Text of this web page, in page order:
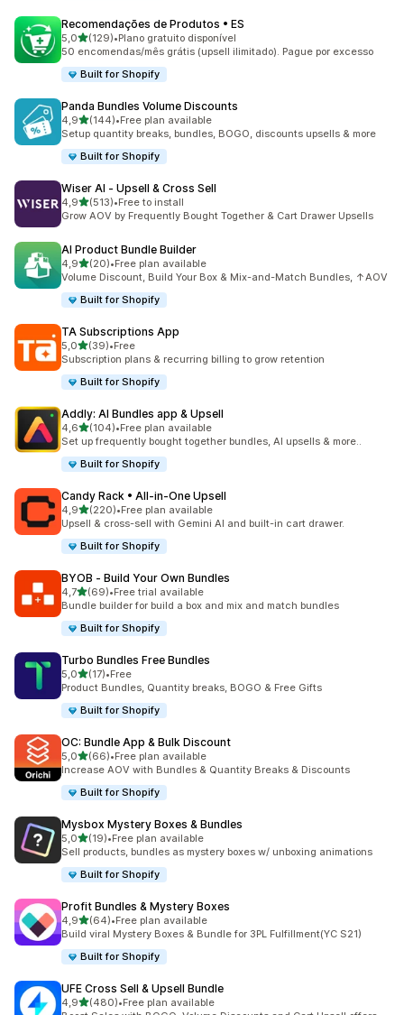
Recomendações de Produtos • ES
5,0de 5 estrelas
(129)
129 total de avaliações
•Plano gratuito disponível
50 encomendas/mês grátis (upsell ilimitado). Pague por excesso
Built for Shopify
Panda Bundles Volume Discounts
4,9de 5 estrelas
(144)
144 total de avaliações
•Free plan available
Setup quantity breaks, bundles, BOGO, discounts upsells & more
Built for Shopify
Wiser AI ‑ Upsell & Cross Sell
4,9de 5 estrelas
(513)
513 total de avaliações
•Free to install
Grow AOV by Frequently Bought Together & Cart Drawer Upsells
AI Product Bundle Builder
4,9de 5 estrelas
(20)
20 total de avaliações
•Free plan available
Volume Discount, Build Your Box & Mix-and-Match Bundles, ↑AOV
Built for Shopify
TA Subscriptions App
5,0de 5 estrelas
(39)
39 total de avaliações
•Free
Subscription plans & recurring billing to grow retention
Built for Shopify
Addly: AI Bundles app & Upsell
4,6de 5 estrelas
(104)
104 total de avaliações
•Free plan available
Set up frequently bought together bundles, AI upsells & more..
Built for Shopify
Candy Rack • All‑in‑One Upsell
4,9de 5 estrelas
(220)
220 total de avaliações
•Free plan available
Upsell & cross-sell with Gemini AI and built-in cart drawer.
Built for Shopify
BYOB ‑ Build Your Own Bundles
4,7de 5 estrelas
(69)
69 total de avaliações
•Free trial available
Bundle builder for build a box and mix and match bundles
Built for Shopify
Turbo Bundles Free Bundles
5,0de 5 estrelas
(17)
17 total de avaliações
•Free
Product Bundles, Quantity breaks, BOGO & Free Gifts
Built for Shopify
OC: Bundle App & Bulk Discount
5,0de 5 estrelas
(66)
66 total de avaliações
•Free plan available
Increase AOV with Bundles & Quantity Breaks & Discounts
Built for Shopify
Mysbox Mystery Boxes & Bundles
5,0de 5 estrelas
(19)
19 total de avaliações
•Free plan available
Sell products, bundles as mystery boxes w/ unboxing animations
Built for Shopify
Profit Bundles & Mystery Boxes
4,9de 5 estrelas
(64)
64 total de avaliações
•Free plan available
Build viral Mystery Boxes & Bundle for 3PL Fulfillment(YC S21)
Built for Shopify
UFE Cross Sell & Upsell Bundle
4,9de 5 estrelas
(480)
480 total de avaliações
•Free plan available